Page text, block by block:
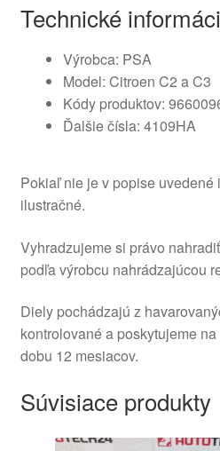
Technické
Výrobca: PSA
Model: Citroen C2 a C3
Kódy produktov:
Ďalšie čísla: 4109HA
Pokiaľ nie je v popise uvedené
ilustračné.
Vyhradzujeme si právo
podľa výrobcu nahrádzajúcou
Diely pochádzajú z
kontrolované a poskytujeme
dobu 12 mesiacov.
Súvisiace produkty